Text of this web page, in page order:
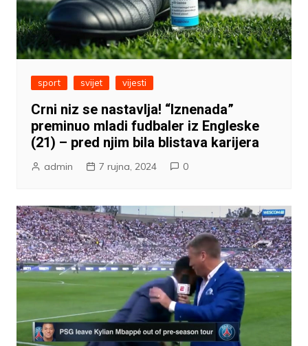
sport svijet vijesti
Crni niz se nastavlja! “Iznenada”
preminuo mladi fudbaler iz Engleske
(21) – pred njim bila blistava karijera
admin 7 rujna, 2024 0